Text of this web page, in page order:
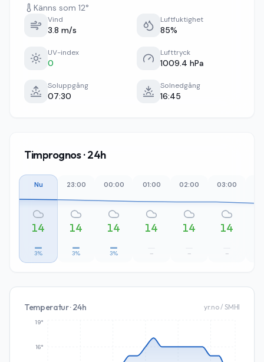
Känns som 12°
Vind
3.8 m/s
Luftfuktighet
85%
UV-index
0
Lufttryck
1009.4 hPa
Soluppgång
07:30
Solnedgång
16:45
Timprognos · 24h
Nu
14
3%
23:00
14
3%
00:00
14
3%
01:00
14
–
02:00
14
–
03:00
14
–
Temperatur · 24h yr.no / SMHI
16°
19°